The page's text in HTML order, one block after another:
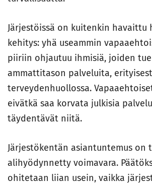
Järjestöissä on kuitenkin havaittu
kehitys: yhä useammin
piiriin ohjautuu ihmisiä, joiden
ammattitason palveluita,
terveydenhuollossa.
eivätkä saa korvata julkisia
täydentävät niitä.
Järjestökentän asiantuntemus on
alihyödynnetty voimavara.
ohitetaan liian usein, vaikka